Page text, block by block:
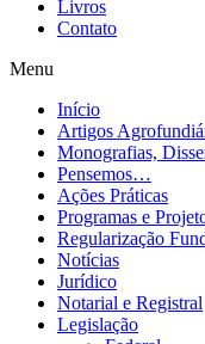
Livros
Contato
Menu
Início
Artigos
Monografias,
Pensemos…
Ações Práticas
Programas e
Regularização
Notícias
Jurídico
Notarial e Registral
Legislação